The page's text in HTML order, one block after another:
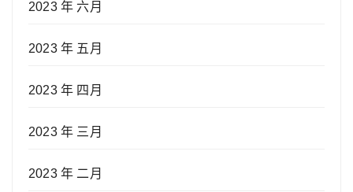
2023 年 六月
2023 年 五月
2023 年 四月
2023 年 三月
2023 年 二月